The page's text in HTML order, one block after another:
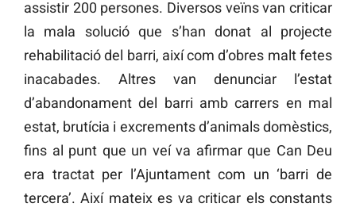
assistir 200 persones. Diversos veïns van criticar
la mala solució que s’han donat al projecte
rehabilitació del barri, així com d’obres malt fetes
inacabades. Altres van denunciar l’estat
d’abandonament del barri amb carrers en mal
estat, brutícia i excrements d’animals domèstics,
fins al punt que un veí va afirmar que Can Deu
era tractat per l’Ajuntament com un ‘barri de
tercera’. Així mateix es va criticar els constants